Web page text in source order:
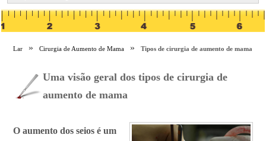
Lar Cirurgia de Aumento de Mama Tipos de cirurgia de aumento de mama
Uma visão geral dos tipos de cirurgia de
aumento de mama
O aumento dos seios é um